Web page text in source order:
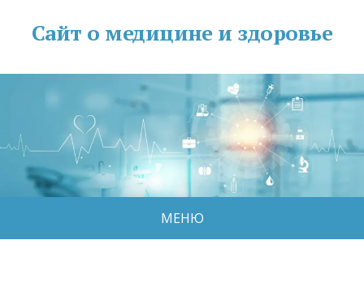
Сайт о медицине и здоровье
МЕНЮ